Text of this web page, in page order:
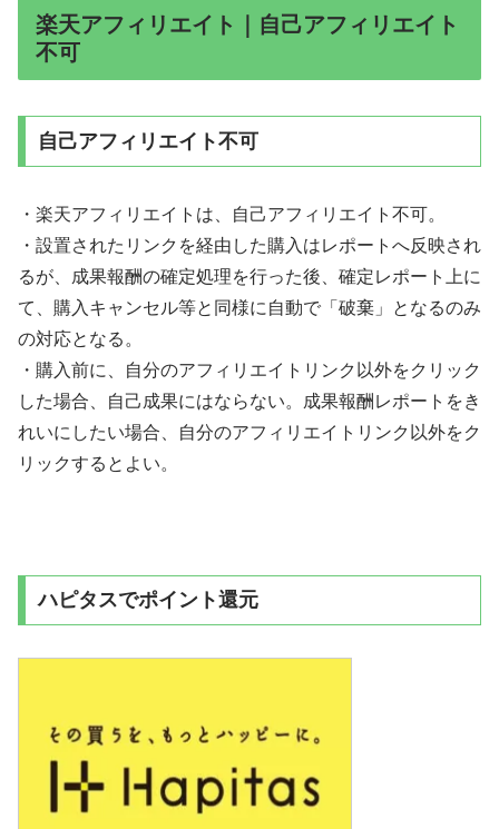
楽天アフィリエイト｜自己アフィリエイト
不可
自己アフィリエイト不可
・楽天アフィリエイトは、自己アフィリエイト不可。
・設置されたリンクを経由した購入はレポートへ反映され
るが、成果報酬の確定処理を行った後、確定レポート上に
て、購入キャンセル等と同様に自動で「破棄」となるのみ
の対応となる。
・購入前に、自分のアフィリエイトリンク以外をクリック
した場合、自己成果にはならない。成果報酬レポートをき
れいにしたい場合、自分のアフィリエイトリンク以外をク
リックするとよい。
ハピタスでポイント還元